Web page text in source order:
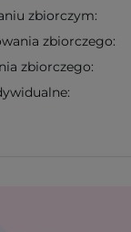
zbiorczym:
zbiorczego:
zbiorczego: